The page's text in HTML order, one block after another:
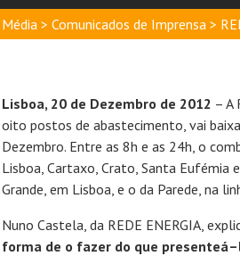
Média > Comunicados de Imprensa >
Lisboa, 20 de Dezembro de 2012 – A
oito postos de abastecimento, vai
Dezembro. Entre as 8h e as 24h, o
Lisboa, Cartaxo, Crato, Santa
Grande, em Lisboa, e o da Parede, na
Nuno Castela, da REDE ENERGIA,
forma de o fazer do que